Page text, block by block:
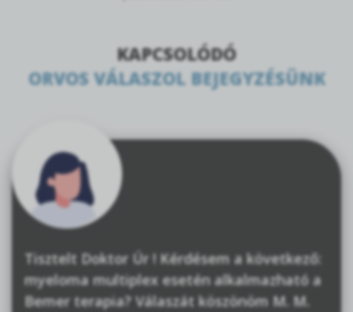
KAPCSOLÓDÓ
ORVOS VÁLASZOL BEJEGYZÉSÜNK
Tisztelt Doktor Úr ! Kérdésem a következő:
myeloma multiplex esetén alkalmazható a
Bemer terapia? Válaszát köszönöm M. M.